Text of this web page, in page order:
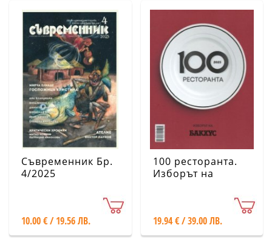
Съвременник Бр.
4/2025
10.00 € / 19.56 ЛВ.
100 ресторанта.
Изборът на
19.94 € / 39.00 ЛВ.